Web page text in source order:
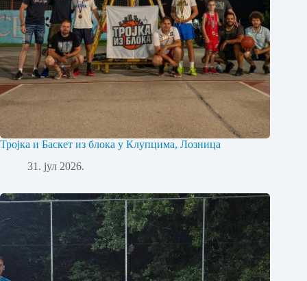
Тројка и Баскет из блока у Клупцима, Лозница
31. јул 2026.